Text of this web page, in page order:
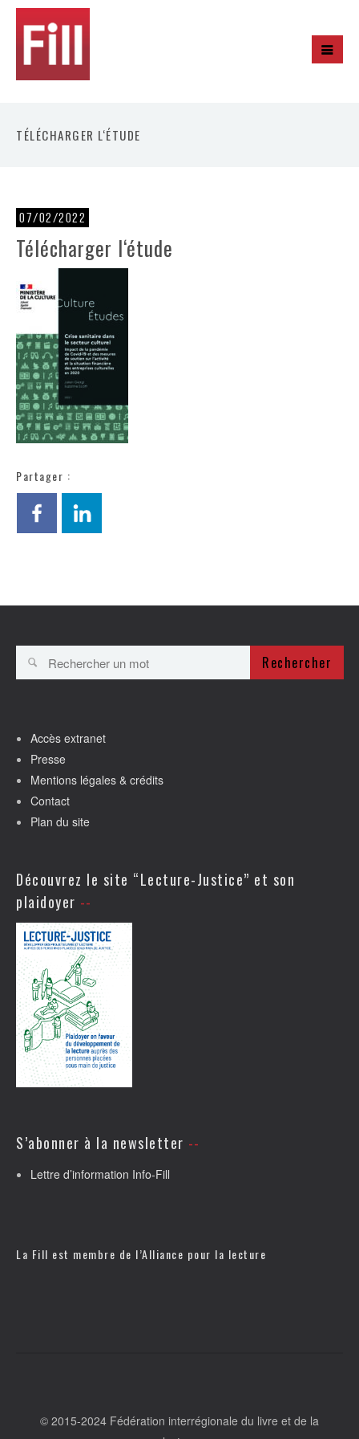
TÉLÉCHARGER L‘ÉTUDE
07/02/2022
Télécharger l‘étude
Partager :
Rechercher
Accès extranet
Presse
Mentions légales & crédits
Contact
Plan du site
Découvrez le site “Lecture-Justice” et son
plaidoyer
S’abonner à la newsletter
Lettre d’information Info-Fill
La Fill est membre de l’Alliance pour la lecture
© 2015-2024 Fédération interrégionale du livre et de la